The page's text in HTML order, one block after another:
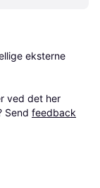
eksterne
ved det her
Send feedback